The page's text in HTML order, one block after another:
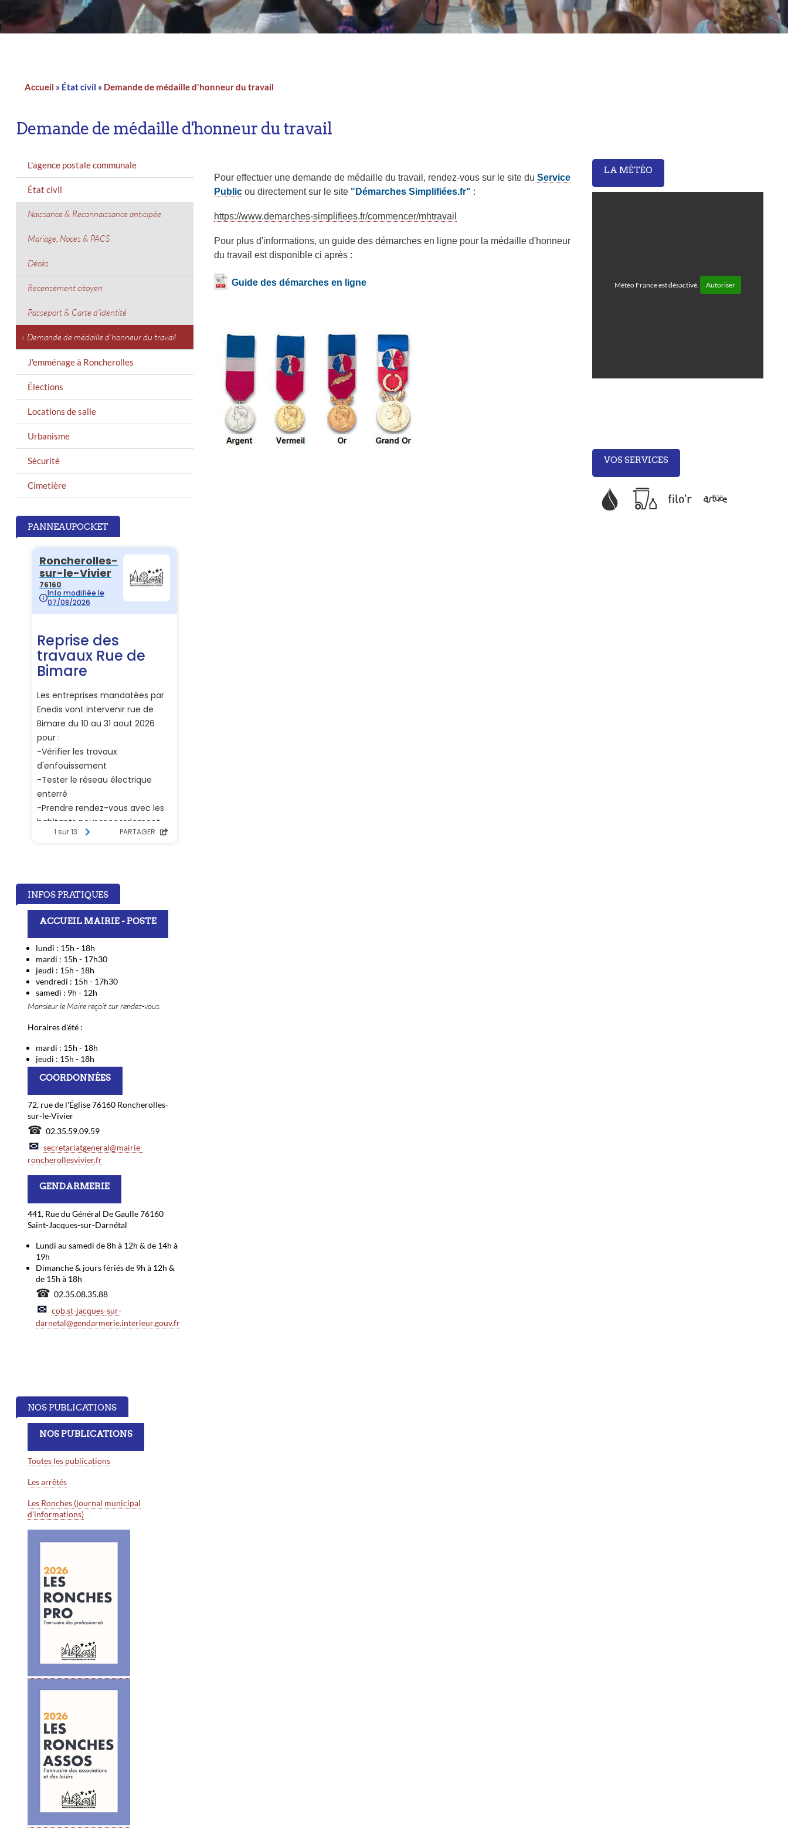
Ii
Accueil État civil Demande de médaille d'honneur du travail
Demande de médaille d'honneur du travail
Pour effectuer une demande de médaille du travail, rendez-vous sur le site du Service
Publicou directement sur le site"Démarches Simplifiées.fr" :
https://www.demarches-simplifiees.fr/commencer/mhtravail
Pour plus d'informations, un guide des démarches en ligne pour la médaille d'honneur
du travail est disponible ci après :
Guide des démarches en ligne
MENU
GAUCHE
L'agence postale communale
État civil
Naissance & Reconnaissance anticipée
Mariage, Noces & PACS
Décès
Recensement citoyen
Passeport & Carte d'identité
Demande de médaille d'honneur du travail
J'emménage à Roncherolles
Élections
Locations de salle
Urbanisme
Sécurité
Cimetière
PANNEAUPOCKET
INFOS PRATIQUES
ACCUEIL MAIRIE - POSTE
lundi : 15h - 18h
mardi : 15h - 17h30
jeudi : 15h - 18h
vendredi : 15h - 17h30
samedi : 9h - 12h
Monsieur le Maire reçoit sur rendez-vous.
Horaires d'été :
mardi : 15h - 18h
jeudi : 15h - 18h
COORDONNÉES
72, rue de l'Église 76160 Roncherolles-
sur-le-Vivier
☎ 02.35.59.09.59
✉ secretariatgeneral@mairie-
roncherollesvivier.fr
GENDARMERIE
441, Rue du Général De Gaulle 76160
Saint-Jacques-sur-Darnétal
Lundi au samedi de 8h à 12h & de 14h à
19h
Dimanche & jours fériés de 9h à 12h &
de 15h à 18h
☎ 02.35.08.35.88
✉ cob.st-jacques-sur-
darnetal@gendarmerie.interieur.gouv.fr
NOS PUBLICATIONS
NOS PUBLICATIONS
Toutes les publications
Les arrêtés
Les Ronches (journal municipal
d'informations)
LA MÉTÉO
Météo France est désactivé. Autoriser
VOS SERVICES